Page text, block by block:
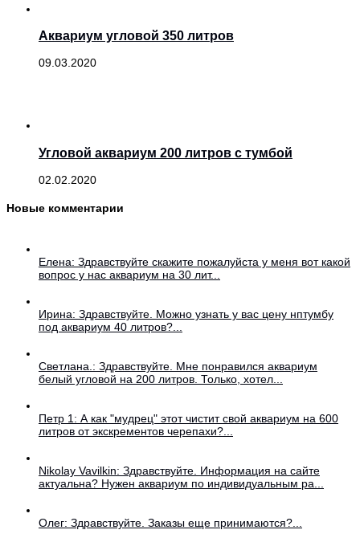
Аквариум угловой 350 литров
09.03.2020
Угловой аквариум 200 литров с тумбой
02.02.2020
Новые комментарии
Елена: Здравствуйте скажите пожалуйста у меня вот какой
вопрос у нас аквариум на 30 лит...
Ирина: Здравствуйте. Можно узнать у вас цену нптумбу
под аквариум 40 литров?...
Светлана.: Здравствуйте. Мне понравился аквариум
белый угловой на 200 литров. Только, хотел...
Петр 1: А как "мудрец" этот чистит свой аквариум на 600
литров от экскрементов черепахи?...
Nikolay Vavilkin: Здравствуйте. Информация на сайте
актуальна? Нужен аквариум по индивидуальным ра...
Олег: Здравствуйте. Заказы еще принимаются?...